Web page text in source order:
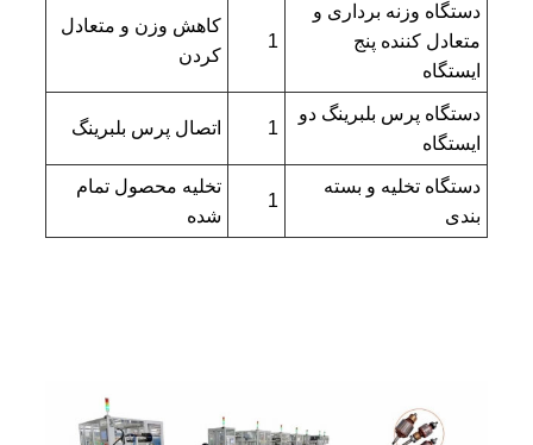
دستگاه وزنه برداری و
متعادل کننده پنج
ایستگاه
1
کاهش وزن و متعادل
کردن
دستگاه پرس بلبرینگ دو
ایستگاه
1 اتصال پرس بلبرینگ
دستگاه تخلیه و بسته
بندی
1
تخلیه محصول تمام
شده